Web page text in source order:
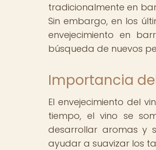
tradicionalmente en
Sin embargo, en los
envejecimiento en
búsqueda de nuevos
Importancia
El envejecimiento del
tiempo, el vino se
desarrollar aromas y
ayudar a suavizar los